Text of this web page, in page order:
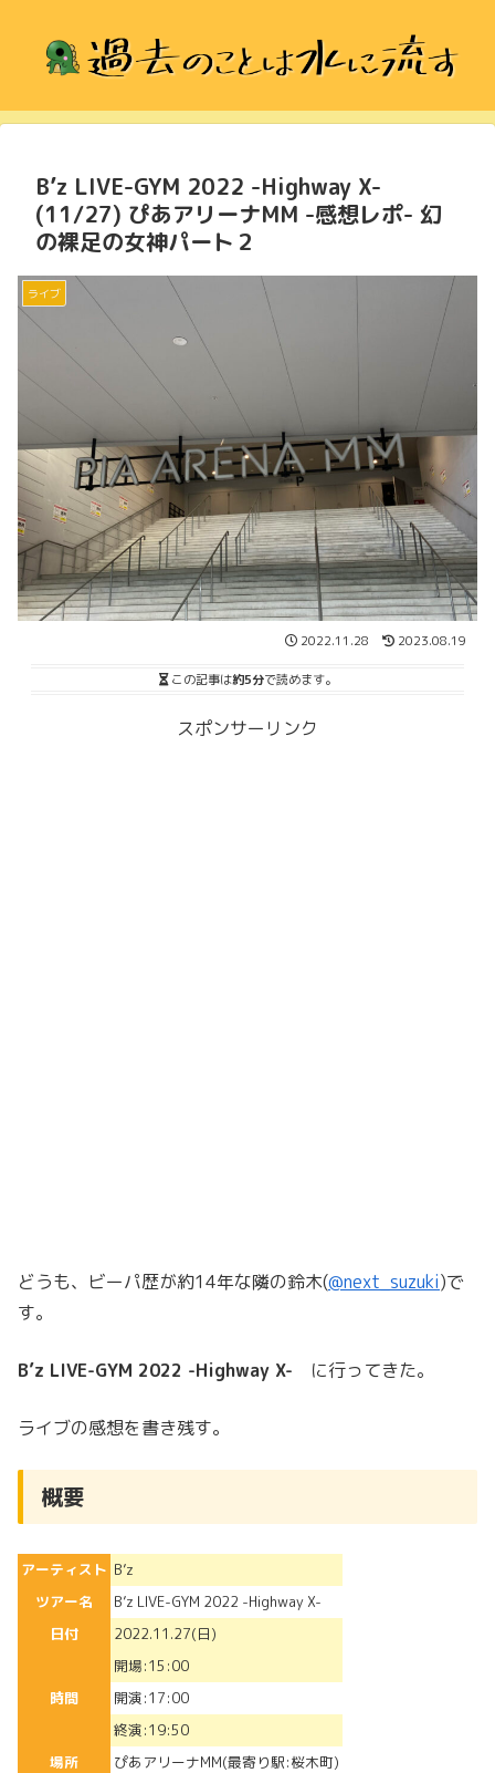
B’z LIVE-GYM 2022 -Highway X-
(11/27) ぴあアリーナMM -感想レポ- 幻
の裸足の女神パート２
ライブ
2022.11.28 2023.08.19
この記事は約5分で読めます。
スポンサーリンク
どうも、ビーパ歴が約14年な隣の鈴木(@next_suzuki)で
す。
B’z LIVE-GYM 2022 -Highway X- に行ってきた。
ライブの感想を書き残す。
概要
アーティスト B’z
ツアー名
B’z LIVE-GYM 2022 -Highway X-
日付
2022.11.27(日)
時間
開場:15:00
開演:17:00
終演:19:50
場所
ぴあアリーナMM(最寄り駅:桜木町)